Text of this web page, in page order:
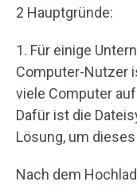
2 Hauptgründe:
1. Für einige
Computer-Nutzer
viele Computer
Dafür ist die
Lösung, um
Nach dem